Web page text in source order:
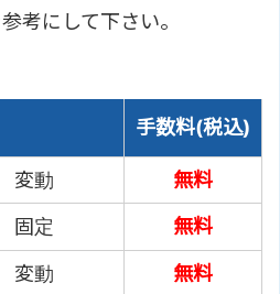
考にして下さい。
手数料(税込)
変動
無料
固定
無料
変動 無料